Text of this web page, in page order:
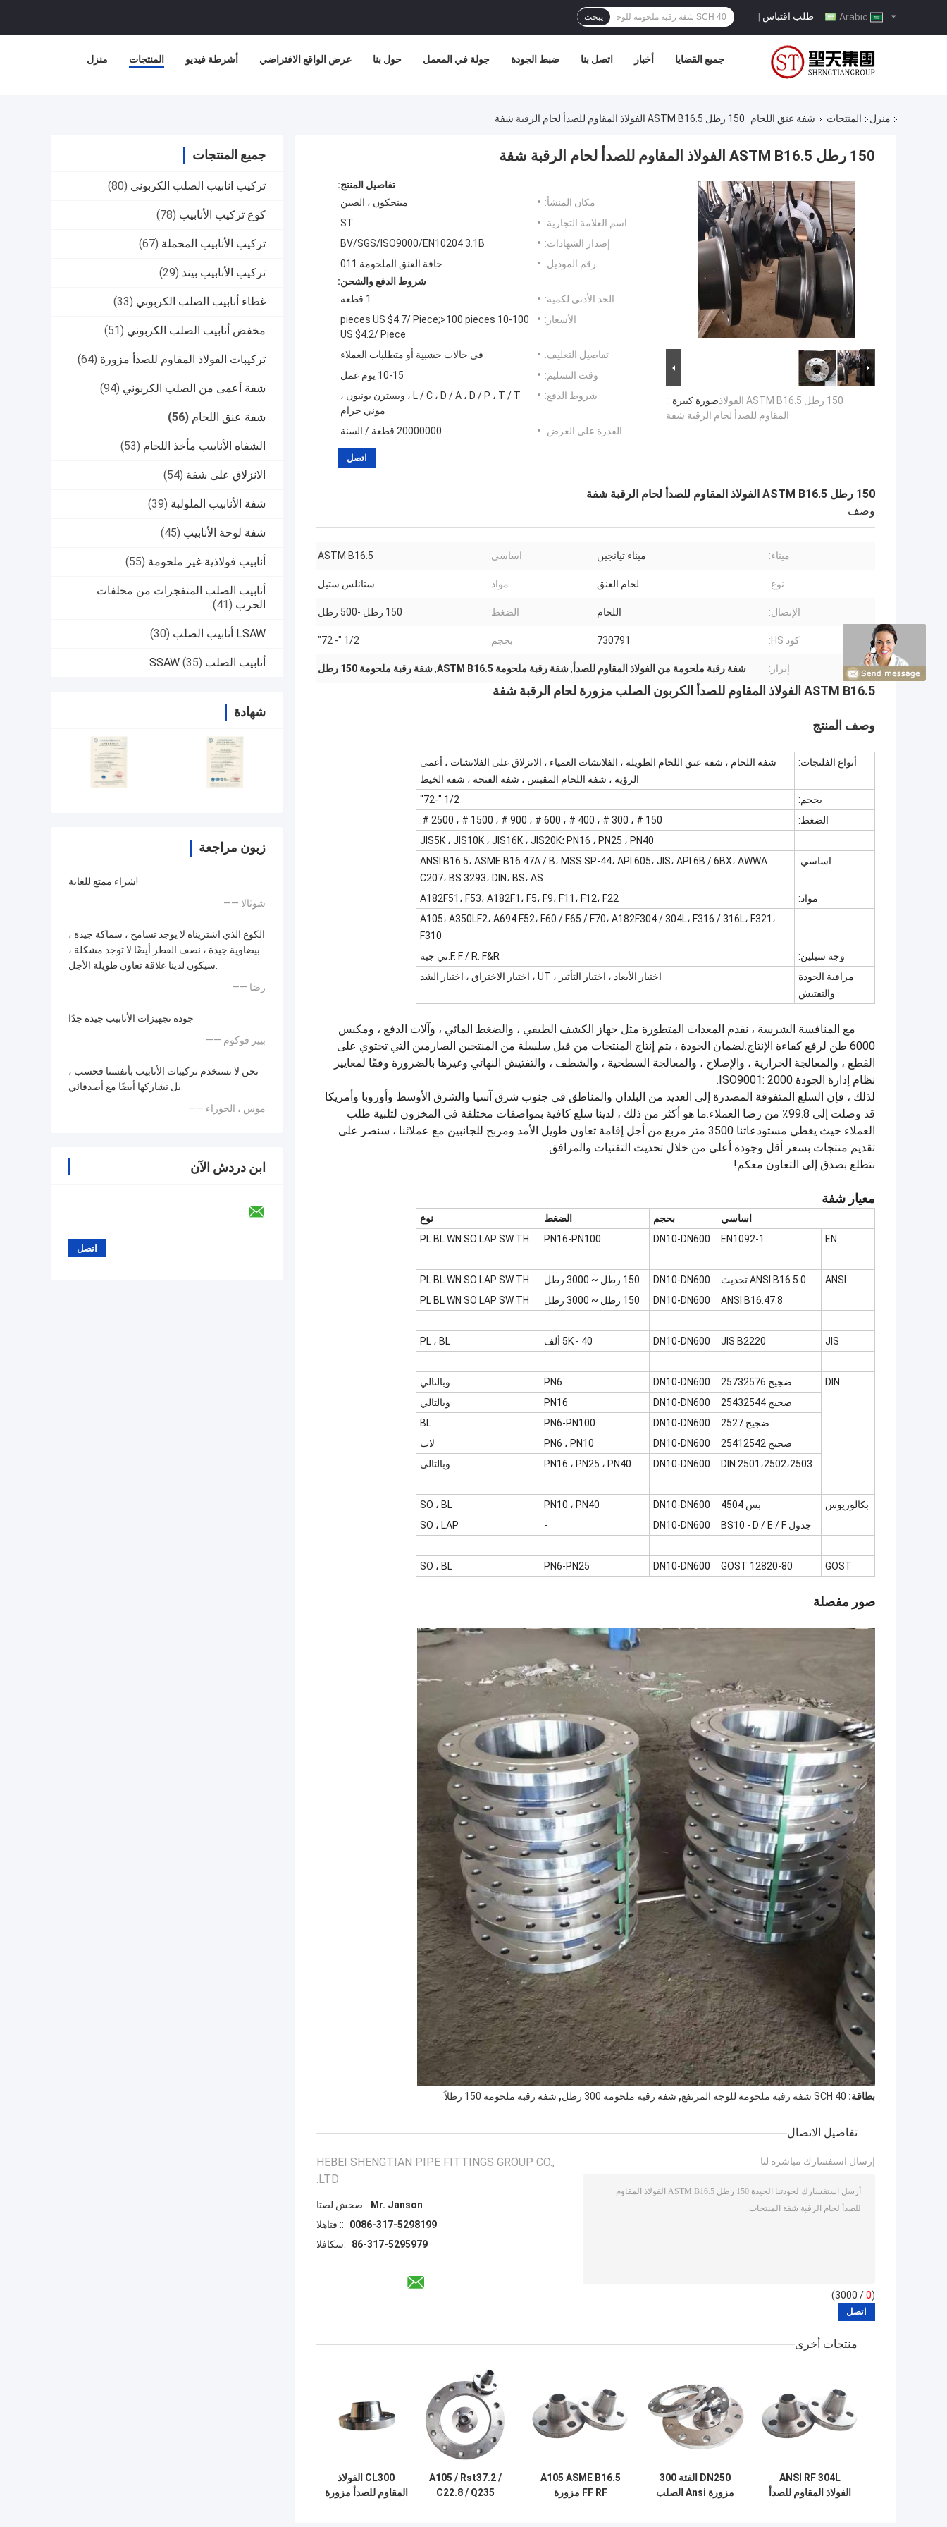
طلب اقتباس | يبحث
منزل المنتجات أشرطة فيديو عرض الواقع الافتراضي حول بنا جولة في المعمل ضبط الجودة اتصل بنا أخبار جميع القضايا
منزل المنتجات شفة عنق اللحام 150 رطل ASTM B16.5 الفولاذ المقاوم للصدأ لحام الرقبة شفة
جميع المنتجات
تركيب انابيب الصلب الكربوني (80)
كوع تركيب الأنابيب (78)
تركيب الأنابيب المحملة (67)
تركيب الأنابيب بيند (29)
غطاء أنابيب الصلب الكربوني (33)
مخفض أنابيب الصلب الكربوني (51)
تركيبات الفولاذ المقاوم للصدأ مزورة (64)
شفة أعمى من الصلب الكربوني (94)
شفة عنق اللحام (56)
الشفاه الأنابيب مأخذ اللحام (53)
الانزلاق على شفة (54)
شفة الأنابيب الملولبة (39)
شفة لوحة الأنابيب (45)
أنابيب فولاذية غير ملحومة (55)
أنابيب الصلب المتفجرات من مخلفات
الحرب (41)
LSAW أنابيب الصلب (30)
أنابيب الصلب SSAW (35)
شهادة
زبون مراجعة
شراء ممتع للغاية!
—— شوثالا
الكوع الذي اشتريناه لا يوجد تسامح ، سماكة جيدة ،
بيضاوية جيدة ، نصف القطر أيضًا لا توجد مشكلة ،
سيكون لدينا علاقة تعاون طويلة الأجل.
—— رضا
جودة تجهيزات الأنابيب جيدة جدًا
—— بيير فوكوم
نحن لا نستخدم تركيبات الأنابيب بأنفسنا فحسب ،
بل نشاركها أيضًا مع أصدقائي.
—— موس ، الجوزاء
ابن دردش الآن
150 رطل ASTM B16.5 الفولاذ المقاوم للصدأ لحام الرقبة شفة
صورة كبيرة :150 رطل ASTM B16.5 الفولاذ
المقاوم للصدأ لحام الرقبة شفة
تفاصيل المنتج:
مكان المنشأ:
مينجكون ، الصين
اسم العلامة التجارية:
ST
إصدار الشهادات:
BV/SGS/ISO9000/EN10204 3.1B
رقم الموديل:
حافة العنق الملحومة 011
شروط الدفع والشحن:
الحد الأدنى لكمية:
1 قطعة
الأسعار:
10-100 pieces US $4.7/ Piece;>100 pieces
US $4.2/ Piece
تفاصيل التغليف:
في حالات خشبية أو متطلبات العملاء
وقت التسليم:
10-15 يوم عمل
شروط الدفع:
L / C ، D / A ، D / P ، T / T ، ويسترن يونيون ،
موني جرام
القدرة على العرض:
20000000 قطعة / السنة
اتصل
150 رطل ASTM B16.5 الفولاذ المقاوم للصدأ لحام الرقبة شفة
وصف
ميناء: ميناء تيانجين اساسي: ASTM B16.5
نوع: لحام العنق مواد: ستانلس ستيل
الإتصال: اللحام الضغط: 150 رطل -500 رطل
كود HS: 730791 بحجم: 1/2 "- 72"
إبراز: شفة رقبة ملحومة من الفولاذ المقاوم للصدأ ,شفة رقبة ملحومة ASTM B16.5 ,شفة رقبة ملحومة 150 رطل
ASTM B16.5 الفولاذ المقاوم للصدأ الكربون الصلب مزورة لحام الرقبة شفة
وصف المنتج
أنواع الفلنجات:
شفة اللحام ، شفة عنق اللحام الطويلة ، الفلانشات العمياء ، الانزلاق على الفلانشات ، أعمى
الرؤية ، شفة اللحام المقبس ، شفة الفتحة ، شفة الخيط
بحجم:
1/2 "-72"
الضغط:
150 # ، 300 # ، 400 # ، 600 # ، 900 # ، 1500 # ، 2500 #.
PN16 ، PN25 ، PN40 ؛JIS5K ، JIS10K ، JIS16K ، JIS20K
اساسي:
ANSI B16.5، ASME B16.47A / B، MSS SP-44، API 605، JIS، API 6B / 6BX، AWWA
C207، BS 3293، DIN، BS، AS
مواد:
A182F51، F53، A182F1، F5، F9، F11، F12، F22
A105، A350LF2، A694 F52، F60 / F65 / F70، A182F304 / 304L، F316 / 316L، F321،
F310
وجه سيلين:
F. F / R. F&R.تي جيه
مراقبة الجودة
والتفتيش
اختبار الأبعاد ، اختبار التأثير ، UT ، اختبار الاختراق ، اختبار الشد
مع المنافسة الشرسة ، نقدم المعدات المتطورة مثل جهاز الكشف الطيفي ، والضغط المائي ، وآلات الدفع ، ومكبس
6000 طن لرفع كفاءة الإنتاج.لضمان الجودة ، يتم إنتاج المنتجات من قبل سلسلة من المنتجين الصارمين التي تحتوي على
القطع ، والمعالجة الحرارية ، والإصلاح ، والمعالجة السطحية ، والشطف ، والتفتيش النهائي وغيرها بالضرورة وفقًا لمعايير
نظام إدارة الجودة ISO9001: 2000.
لذلك ، فإن السلع المتفوقة المصدرة إلى العديد من البلدان والمناطق في جنوب شرق آسيا والشرق الأوسط وأوروبا وأمريكا
قد وصلت إلى 99.8٪ من رضا العملاء.ما هو أكثر من ذلك ، لدينا سلع كافية بمواصفات مختلفة في المخزون لتلبية طلب
العملاء حيث يغطي مستودعاتنا 3500 متر مربع.من أجل إقامة تعاون طويل الأمد ومربح للجانبين مع عملائنا ، سنصر على
تقديم منتجات بسعر أقل وجودة أعلى من خلال تحديث التقنيات والمرافق.
نتطلع بصدق إلى التعاون معكم!
معيار شفة
اساسي بحجم الضغط
نوع
EN
EN1092-1
DN10-DN600
PN16-PN100
PL BL WN SO LAP SW TH
ANSI ANSI B16.5.0 تحديث DN10-DN600 150 رطل ~ 3000 رطل
PL BL WN SO LAP SW TH
ANSI B16.47.8
DN10-DN600 150 رطل ~ 3000 رطل PL BL WN SO LAP SW TH
JIS
JIS B2220
DN10-DN600 5K - 40 ألف PL ، BL
DIN ضجيج 25732576 DN10-DN600
PN6
وبالتالي
ضجيج 25432544
DN10-DN600
PN16
وبالتالي
ضجيج 2527
DN10-DN600
PN6-PN100
BL
ضجيج 25412542
DN10-DN600 PN6 ، PN10
لاب
DIN 2501،2502،2503
DN10-DN600 PN16 ، PN25 ، PN40 وبالتالي
بكالوريوس بس 4504 DN10-DN600 PN10 ، PN40
SO ، BL
جدول BS10 - D / E / F
DN10-DN600
- SO ، LAP
GOST
GOST 12820-80
DN10-DN600
PN6-PN25 SO ، BL
صور مفصلة
بطاقة: SCH 40 شفة رقبة ملحومة للوجه المرتفع , شفة رقبة ملحومة 300 رطل , شفة رقبة ملحومة 150 رطلاً
تفاصيل الاتصال
HEBEI SHENGTIAN PIPE FITTINGS GROUP CO.,
LTD.
اتصل شخص:
Mr. Janson
الهاتف ::
0086-317-5298199
الفاكس:
86-317-5295979
إرسال استفسارك مباشرة لنا
(
0
/ 3000)
منتجات أخرى
ANSI RF 304L
الفولاذ المقاوم للصدأ
DN250 الفئة 300
مزورة Ansi الصلب
A105 ASME B16.5
FF RF مزورة
A105 / Rst37.2 /
C22.8 / Q235
CL300 الفولاذ
المقاوم للصدأ مزورة